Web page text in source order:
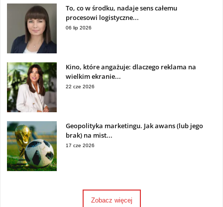
To, co w środku, nadaje sens całemu
procesowi logistyczne...
06 lip 2026
Kino, które angażuje: dlaczego reklama na
wielkim ekranie...
22 cze 2026
Geopolityka marketingu. Jak awans (lub jego
brak) na mist...
17 cze 2026
Zobacz więcej